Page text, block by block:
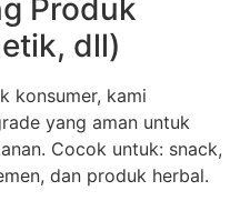
Produk
dll)
konsumer, kami
yang aman untuk
Cocok untuk: snack,
dan produk herbal.